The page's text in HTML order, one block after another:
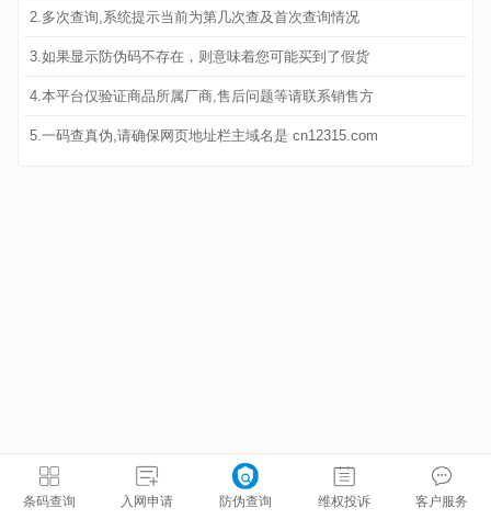
2.多次查询,系统提示当前为第几次查及首次查询情况
3.如果显示防伪码不存在，则意味着您可能买到了假货
4.本平台仅验证商品所属厂商,售后问题等请联系销售方
5.一码查真伪,请确保网页地址栏主域名是 cn12315.com
条码查询 入网申请 防伪查询 维权投诉 客户服务